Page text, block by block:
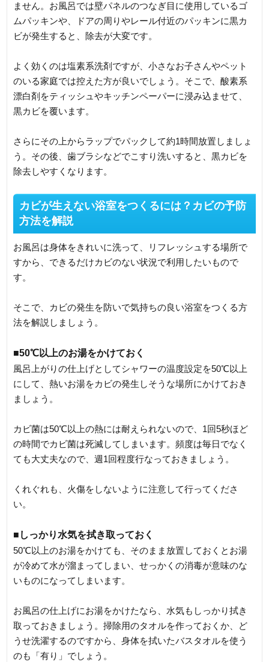
ません。お風呂では壁パネルのつなぎ目に使用しているゴ
ムパッキンや、ドアの周りやレール付近のパッキンに黒カ
ビが発生すると、除去が大変です。
よく効くのは塩素系洗剤ですが、小さなお子さんやペット
のいる家庭では控えた方が良いでしょう。そこで、酸素系
漂白剤をティッシュやキッチンペーパーに浸み込ませて、
黒カビを覆います。
さらにその上からラップでパックして約1時間放置しましょ
う。その後、歯ブラシなどでこすり洗いすると、黒カビを
除去しやすくなります。
カビが生えない浴室をつくるには？カビの予防
方法を解説
お風呂は身体をきれいに洗って、リフレッシュする場所で
すから、できるだけカビのない状況で利用したいもので
す。
そこで、カビの発生を防いで気持ちの良い浴室をつくる方
法を解説しましょう。
■50℃以上のお湯をかけておく
風呂上がりの仕上げとしてシャワーの温度設定を50℃以上
にして、熱いお湯をカビの発生しそうな場所にかけておき
ましょう。
カビ菌は50℃以上の熱には耐えられないので、1回5秒ほど
の時間でカビ菌は死滅してしまいます。頻度は毎日でなく
ても大丈夫なので、週1回程度行なっておきましょう。
くれぐれも、火傷をしないように注意して行ってくださ
い。
■しっかり水気を拭き取っておく
50℃以上のお湯をかけても、そのまま放置しておくとお湯
が冷めて水が溜まってしまい、せっかくの消毒が意味のな
いものになってしまいます。
お風呂の仕上げにお湯をかけたなら、水気もしっかり拭き
取っておきましょう。掃除用のタオルを作っておくか、ど
うせ洗濯するのですから、身体を拭いたバスタオルを使う
のも「有り」でしょう。